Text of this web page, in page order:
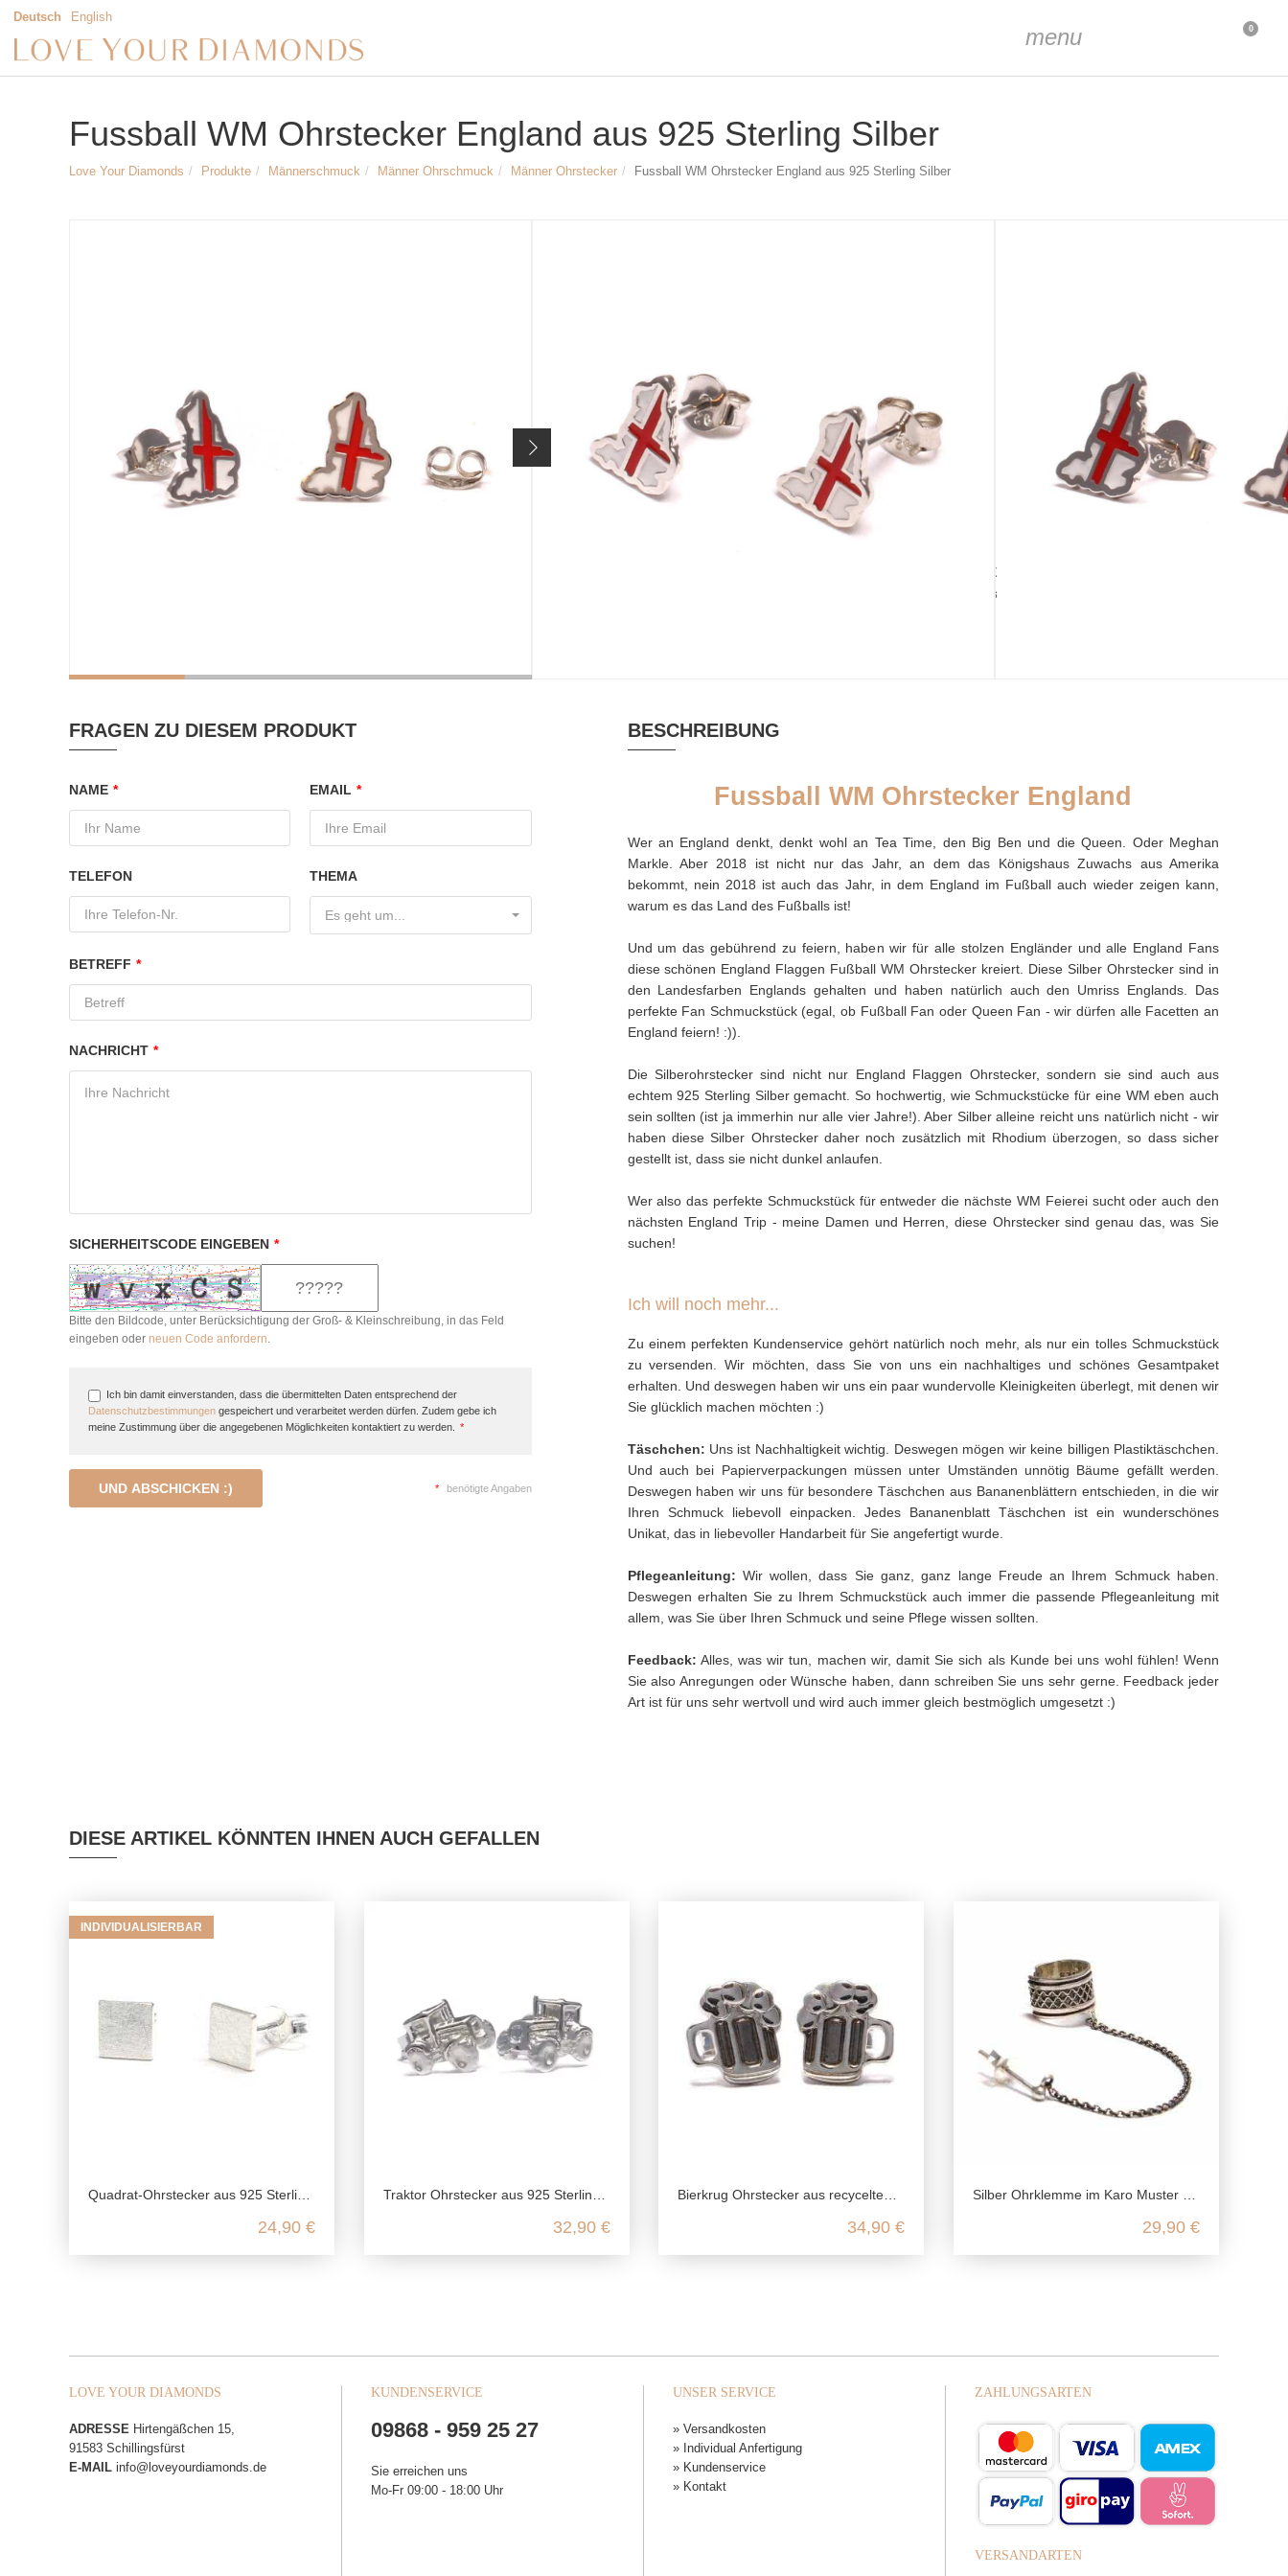
Deutsch English
menu 0
Fussball WM Ohrstecker England aus 925 Sterling Silber
Love Your Diamonds Produkte Männerschmuck Männer Ohrschmuck Männer Ohrstecker Fussball WM Ohrstecker England aus 925 Sterling Silber
Fläche: ca. 130 T km2
WM-Titel: ca. 1
Artikelnr. 2442
29,90 €
Versandkosten
IN DEN WARENKORB
TÄSCHCHEN
Palmblatttäschchen
FRAGEN ZU DIESEM PRODUKT
NAME * EMAIL *
TELEFON THEMA
Es geht um...
BETREFF *
NACHRICHT *
SICHERHEITSCODE EINGEBEN *
Bitte den Bildcode, unter Berücksichtigung der Groß- & Kleinschreibung, in das Feld
eingeben oder neuen Code anfordern.
Ich bin damit einverstanden, dass die übermittelten Daten entsprechend der
Datenschutzbestimmungen gespeichert und verarbeitet werden dürfen. Zudem gebe ich
meine Zustimmung über die angegebenen Möglichkeiten kontaktiert zu werden.
*
UND ABSCHICKEN :) * benötigte Angaben
BESCHREIBUNG
Fussball WM Ohrstecker England
Wer an England denkt, denkt wohl an Tea Time, den Big Ben und die Queen. Oder Meghan
Markle. Aber 2018 ist nicht nur das Jahr, an dem das Königshaus Zuwachs aus Amerika
bekommt, nein 2018 ist auch das Jahr, in dem England im Fußball auch wieder zeigen kann,
warum es das Land des Fußballs ist!
Und um das gebührend zu feiern, haben wir für alle stolzen Engländer und alle England Fans
diese schönen England Flaggen Fußball WM Ohrstecker kreiert. Diese Silber Ohrstecker sind in
den Landesfarben Englands gehalten und haben natürlich auch den Umriss Englands. Das
perfekte Fan Schmuckstück (egal, ob Fußball Fan oder Queen Fan - wir dürfen alle Facetten an
England feiern! :)).
Die Silberohrstecker sind nicht nur England Flaggen Ohrstecker, sondern sie sind auch aus
echtem 925 Sterling Silber gemacht. So hochwertig, wie Schmuckstücke für eine WM eben auch
sein sollten (ist ja immerhin nur alle vier Jahre!). Aber Silber alleine reicht uns natürlich nicht - wir
haben diese Silber Ohrstecker daher noch zusätzlich mit Rhodium überzogen, so dass sicher
gestellt ist, dass sie nicht dunkel anlaufen.
Wer also das perfekte Schmuckstück für entweder die nächste WM Feierei sucht oder auch den
nächsten England Trip - meine Damen und Herren, diese Ohrstecker sind genau das, was Sie
suchen!
Ich will noch mehr...
Zu einem perfekten Kundenservice gehört natürlich noch mehr, als nur ein tolles Schmuckstück
zu versenden. Wir möchten, dass Sie von uns ein nachhaltiges und schönes Gesamtpaket
erhalten. Und deswegen haben wir uns ein paar wundervolle Kleinigkeiten überlegt, mit denen wir
Sie glücklich machen möchten :)
Täschchen: Uns ist Nachhaltigkeit wichtig. Deswegen mögen wir keine billigen Plastiktäschchen.
Und auch bei Papierverpackungen müssen unter Umständen unnötig Bäume gefällt werden.
Deswegen haben wir uns für besondere Täschchen aus Bananenblättern entschieden, in die wir
Ihren Schmuck liebevoll einpacken. Jedes Bananenblatt Täschchen ist ein wunderschönes
Unikat, das in liebevoller Handarbeit für Sie angefertigt wurde.
Pflegeanleitung: Wir wollen, dass Sie ganz, ganz lange Freude an Ihrem Schmuck haben.
Deswegen erhalten Sie zu Ihrem Schmuckstück auch immer die passende Pflegeanleitung mit
allem, was Sie über Ihren Schmuck und seine Pflege wissen sollten.
Feedback: Alles, was wir tun, machen wir, damit Sie sich als Kunde bei uns wohl fühlen! Wenn
Sie also Anregungen oder Wünsche haben, dann schreiben Sie uns sehr gerne. Feedback jeder
Art ist für uns sehr wertvoll und wird auch immer gleich bestmöglich umgesetzt :)
DIESE ARTIKEL KÖNNTEN IHNEN AUCH GEFALLEN
INDIVIDUALISIERBAR
Quadrat-Ohrstecker aus 925 Sterling Silber
24,90 €
Traktor Ohrstecker aus 925 Sterling Silber
32,90 €
Bierkrug Ohrstecker aus recyceltem 925 Sterling Silber
34,90 €
Silber Ohrklemme im Karo Muster mit Ohrstecker aus echtem 925 Sterling Silber
29,90 €
LOVE YOUR DIAMONDS
ADRESSE Hirtengäßchen 15,
91583 Schillingsfürst
E-MAIL info@loveyourdiamonds.de
KUNDENSERVICE
09868 - 959 25 27
Sie erreichen uns
Mo-Fr 09:00 - 18:00 Uhr
UNSER SERVICE
» Versandkosten
» Individual Anfertigung
» Kundenservice
» Kontakt
ZAHLUNGSARTEN
VERSANDARTEN